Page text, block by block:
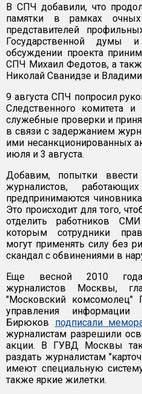
В СПЧ добавили, что
памятки в рамках
представителей
Государственной думы
обсуждении проекта
СПЧ Михаил Федотов, а
Николай Сванидзе и
9 августа СПЧ попросил
Следственного комитета и
служебные проверки и
в связи с задержанием
ими несанкционированных
июля и 3 августа.
Добавим, попытки
журналистов,
предпринимаются
Это происходит для того,
отделить работников
которым сотрудники
могут применять силу без
скандал с обвинениями в
Еще весной 2010
журналистов Москвы,
"Московский комсомолец"
управления
Бирюков подписали
журналистам разрешили
акции. В ГУВД Москвы
раздать журналистам
имеют специальную
также яркие жилетки.